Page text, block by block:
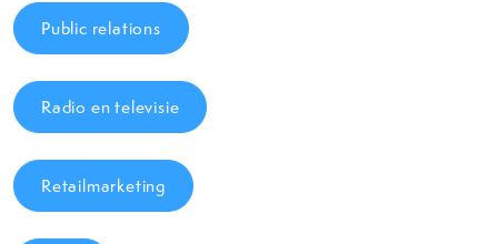
Public relations
Radio en televisie
Retailmarketing